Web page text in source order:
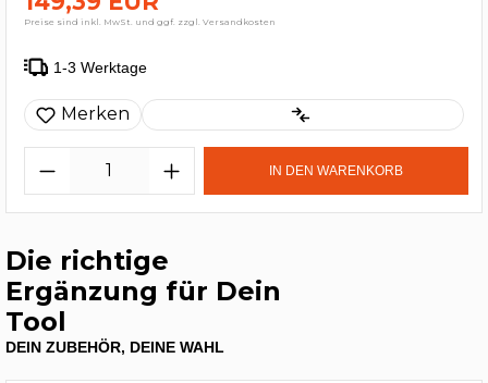
Preise sind inkl. MwSt. und ggf. zzgl. Versandkosten
1-3 Werktage
Merken
IN DEN WARENKORB
Die richtige
Ergänzung für Dein
Tool
DEIN ZUBEHÖR, DEINE WAHL